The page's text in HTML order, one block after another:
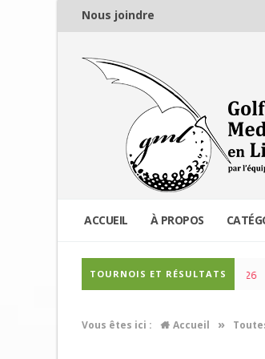
Nous joindre
ACCUEIL À PROPOS
TOURNOIS ET RÉSULTATS
PGA Tour| 04 Mar 2026
Vous êtes ici : Accueil »